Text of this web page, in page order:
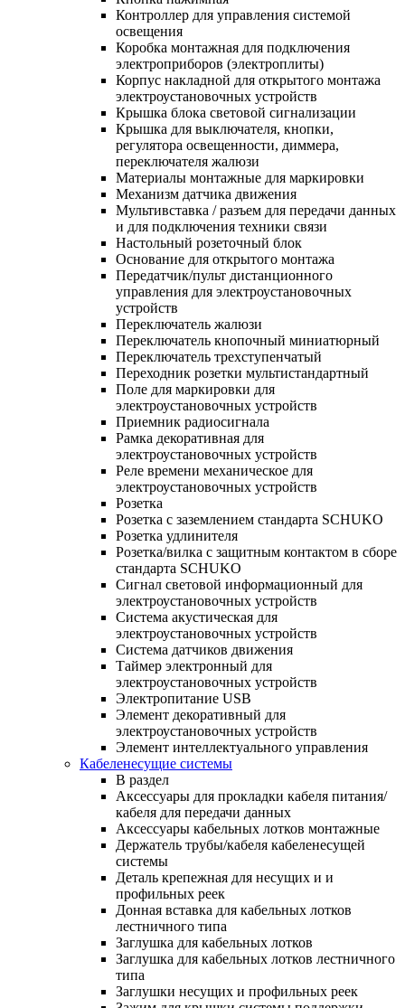
Контроллер для управления системой
освещения
Коробка монтажная для подключения
электроприборов (электроплиты)
Корпус накладной для открытого монтажа
электроустановочных устройств
Крышка блока световой сигнализации
Крышка для выключателя, кнопки,
регулятора освещенности, диммера,
переключателя жалюзи
Материалы монтажные для маркировки
Механизм датчика движения
Мультивставка / разъем для передачи данных
и для подключения техники связи
Настольный розеточный блок
Основание для открытого монтажа
Передатчик/пульт дистанционного
управления для электроустановочных
устройств
Переключатель жалюзи
Переключатель кнопочный миниатюрный
Переключатель трехступенчатый
Переходник розетки мультистандартный
Поле для маркировки для
электроустановочных устройств
Приемник радиосигнала
Рамка декоративная для
электроустановочных устройств
Реле времени механическое для
электроустановочных устройств
Розетка
Розетка с заземлением стандарта SCHUKO
Розетка удлинителя
Розетка/вилка с защитным контактом в сборе
стандарта SCHUKO
Сигнал световой информационный для
электроустановочных устройств
Система акустическая для
электроустановочных устройств
Система датчиков движения
Таймер электронный для
электроустановочных устройств
Электропитание USB
Элемент декоративный для
электроустановочных устройств
Элемент интеллектуального управления
Кабеленесущие системы
В раздел
Аксессуары для прокладки кабеля питания/
кабеля для передачи данных
Аксессуары кабельных лотков монтажные
Держатель трубы/кабеля кабеленесущей
системы
Деталь крепежная для несущих и и
профильных реек
Донная вставка для кабельных лотков
лестничного типа
Заглушка для кабельных лотков
Заглушка для кабельных лотков лестничного
типа
Заглушки несущих и профильных реек